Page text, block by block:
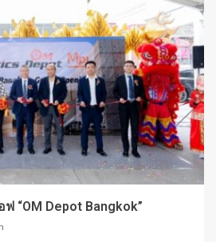
“OM Depot Bangkok”